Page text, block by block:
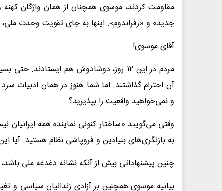
مقاومت کردند، موسوی همچنان از همان واژگان
جدید» و «رفراندوم». اینها به جای تقویت وحدت
آقای موسوی!
مردم در این ۱۲ روز، دوشادوش هم
آن احترام گذاشتند. اما شما هنوز در همان ادبیات
و نمی‌خواهید واقعیت را بپذیرید؟
وقتی می‌گویید «ساختار کنونی نماینده همه
به بازنگری‌های بنیادین و فروپاشی نظام هستید. آیا
چنین پیشنهاداتی بیش از آنکه نشانه دغدغه ملی
بیانیه موسوی همچنین بر آزادی زندانیان سیاسی و